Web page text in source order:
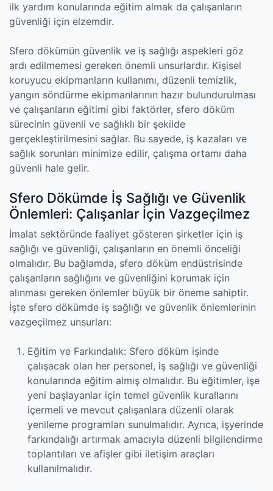
ilk yardım konularında eğitim almak da çalışanların
güvenliği için elzemdir.
Sfero dökümün güvenlik ve iş sağlığı aspekleri göz
ardı edilmemesi gereken önemli unsurlardır. Kişisel
koruyucu ekipmanların kullanımı, düzenli temizlik,
yangın söndürme ekipmanlarının hazır bulundurulması
ve çalışanların eğitimi gibi faktörler, sfero döküm
sürecinin güvenli ve sağlıklı bir şekilde
gerçekleştirilmesini sağlar. Bu sayede, iş kazaları ve
sağlık sorunları minimize edilir, çalışma ortamı daha
güvenli hale gelir.
Sfero Dökümde İş Sağlığı ve Güvenlik
Önlemleri: Çalışanlar İçin Vazgeçilmez
İmalat sektöründe faaliyet gösteren şirketler için iş
sağlığı ve güvenliği, çalışanların en önemli önceliği
olmalıdır. Bu bağlamda, sfero döküm endüstrisinde
çalışanların sağlığını ve güvenliğini korumak için
alınması gereken önlemler büyük bir öneme sahiptir.
İşte sfero dökümde iş sağlığı ve güvenlik önlemlerinin
vazgeçilmez unsurları:
Eğitim ve Farkındalık: Sfero döküm işinde
çalışacak olan her personel, iş sağlığı ve güvenliği
konularında eğitim almış olmalıdır. Bu eğitimler, işe
yeni başlayanlar için temel güvenlik kurallarını
içermeli ve mevcut çalışanlara düzenli olarak
yenileme programları sunulmalıdır. Ayrıca, işyerinde
farkındalığı artırmak amacıyla düzenli bilgilendirme
toplantıları ve afişler gibi iletişim araçları
kullanılmalıdır.